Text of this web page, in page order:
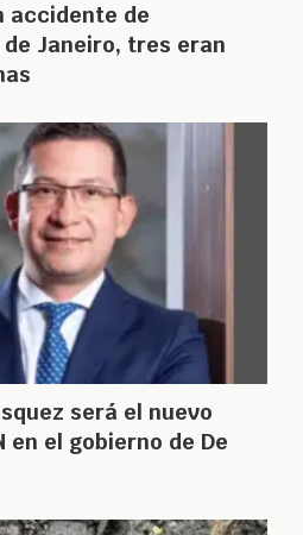
accidente de
Janeiro, tres eran
será el nuevo
en el gobierno de De